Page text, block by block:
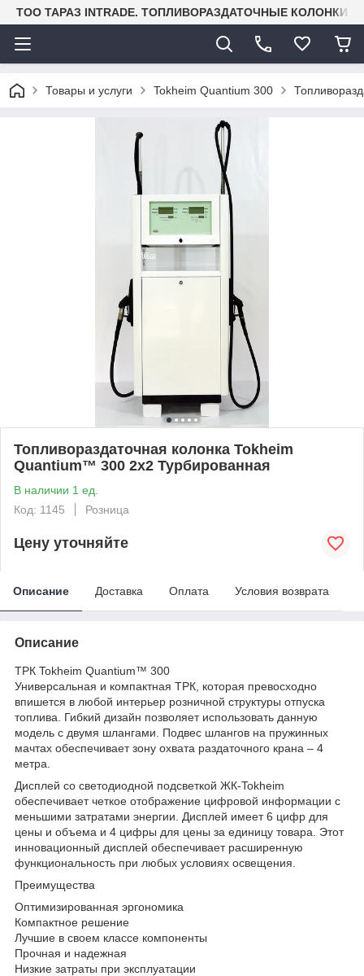
TOO ТАРАЗ INTRADE. ТОПЛИВОРАЗДАТОЧНЫЕ КОЛОНКИ
Товары и услуги Tokheim Quantium 300
Топливораздаточная колонка Tokheim
Quantium™ 300 2x2 Турбированная
В наличии 1 ед.
Код: 1145
Розница
Цену уточняйте
Описание Доставка Оплата Условия возврата
Описание
ТРК Tokheim Quantium™️ 300
Универсальная и компактная ТРК, которая превосходно
впишется в любой интерьер розничной структуры отпуска
топлива. Гибкий дизайн позволяет использовать данную
модель с двумя шлангами. Подвес шлангов на пружинных
мачтах обеспечивает зону охвата раздаточного крана – 4
метра.
Дисплей со светодиодной подсветкой ЖК-Tokheim
обеспечивает четкое отображение цифровой информации с
меньшими затратами энергии. Дисплей имеет 6 цифр для
цены и объема и 4 цифры для цены за единицу товара. Этот
инновационный дисплей обеспечивает расширенную
функциональность при любых условиях освещения.
Преимущества
Оптимизированная эргономика
Компактное решение
Лучшие в своем классе компоненты
Прочная и надежная
Низкие затраты при эксплуатации